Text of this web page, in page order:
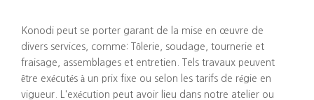
Konodi peut se porter garant de la mise en œuvre de
divers services, comme: Tôlerie, soudage, tournerie et
fraisage, assemblages et entretien. Tels travaux peuvent
être exécutés à un prix fixe ou selon les tarifs de régie en
vigueur. L'exécution peut avoir lieu dans notre atelier ou